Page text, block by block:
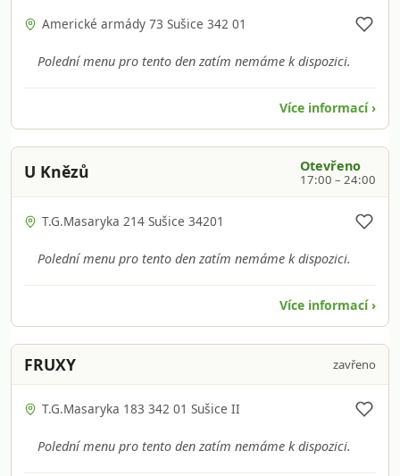
Americké armády 73 Sušice 342 01
Polední menu pro tento den zatím nemáme k dispozici.
Více informací ›
U Knězů Otevřeno
17:00 – 24:00
T.G.Masaryka 214 Sušice 34201
Polední menu pro tento den zatím nemáme k dispozici.
Více informací ›
FRUXY zavřeno
T.G.Masaryka 183 342 01 Sušice II
Polední menu pro tento den zatím nemáme k dispozici.